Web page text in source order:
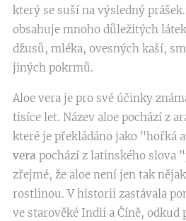
který se suší na výsledný
obsahuje mnoho důležitých
džusů, mléka, ovesných kaší,
jiných pokrmů.
Aloe vera je pro své účinky
tisíce let. Název aloe pochází z
které je překládáno jako "hořká
vera pochází z latinského slova
zřejmé, že aloe není jen tak
rostlinou. V historii zastávala
ve starověké Indii a Číně, odkud